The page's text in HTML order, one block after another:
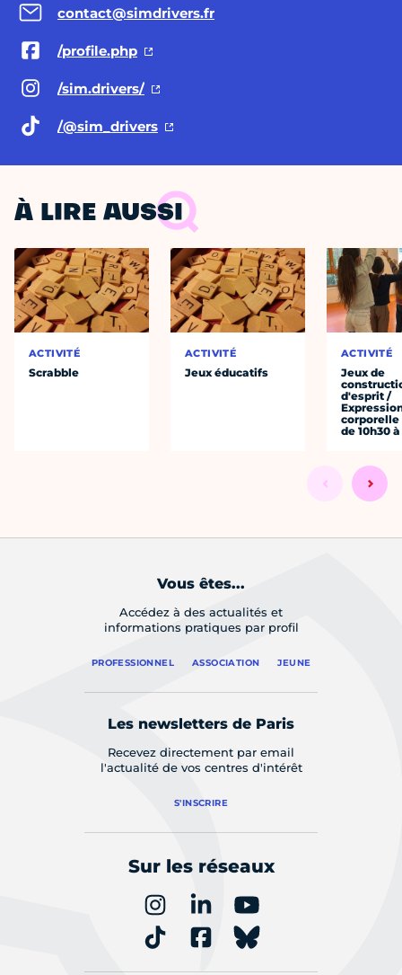
contact@simdrivers.fr
/profile.php
/sim.drivers/
/@sim _drivers
À LIRE AUSSI
ACTIVITÉ
Scrabble
ACTIVITÉ
Jeux éducatifs
ACTIVITÉ
Jeux de
d'esprit /
corporelle
de 10h30 à
Vous êtes...
Accédez à des actualités et
informations pratiques par profil
PROFESSIONNEL ASSOCIATION JEUNE
Les newsletters de Paris
Recevez directement par email
l'actualité de vos centres d'intérêt
S'INSCRIRE
Sur les réseaux